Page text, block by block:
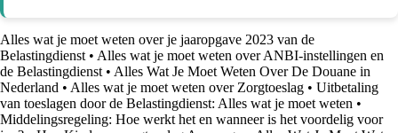
Alles wat je moet weten over je jaaropgave 2023 van de
Belastingdienst • Alles wat je moet weten over ANBI-instellingen en
de Belastingdienst • Alles Wat Je Moet Weten Over De Douane in
Nederland • Alles wat je moet weten over Zorgtoeslag • Uitbetaling
van toeslagen door de Belastingdienst: Alles wat je moet weten •
Middelingsregeling: Hoe werkt het en wanneer is het voordelig voor